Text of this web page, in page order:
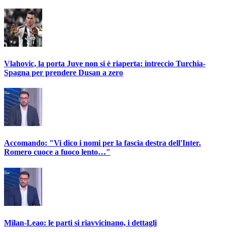
Vlahovic, la porta Juve non si è riaperta: intreccio Turchia-
Spagna per prendere Dusan a zero
Accomando: "Vi dico i nomi per la fascia destra dell'Inter.
Romero cuoce a fuoco lento…"
Milan-Leao: le parti si riavvicinano, i dettagli